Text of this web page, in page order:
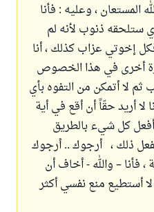
المستعان ، وعليه : فأنا
ستلحقه ذنوب لأنه لم
إخوتي عزاب كذلك ، أنا
أخرى في هذا الخصوص
ثم لا أتمكن من التفوه بأي
لا أريد حقّاً أن أقع في أية
أفعل كل شيء بالطريق
ذلك ، أرجوك .. أرجوك
فأنا – والله - أخاف أن
لا أستطيع منع نفسي أكثر